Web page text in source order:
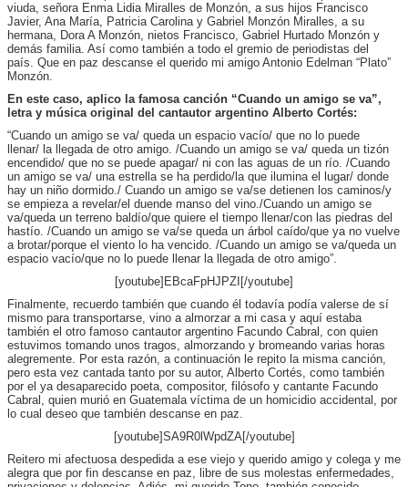
viuda, señora Enma Lidia Miralles de Monzón, a sus hijos Francisco
Javier, Ana María, Patricia Carolina y Gabriel Monzón Miralles, a su
hermana, Dora A Monzón, nietos Francisco, Gabriel Hurtado Monzón y
demás familia. Así como también a todo el gremio de periodistas del
país. Que en paz descanse el querido mi amigo Antonio Edelman “Plato”
Monzón.
En este caso, aplico la famosa canción “Cuando un amigo se va”,
letra y música original del cantautor argentino Alberto Cortés:
“Cuando un amigo se va/ queda un espacio vacío/ que no lo puede
llenar/ la llegada de otro amigo. /Cuando un amigo se va/ queda un tizón
encendido/ que no se puede apagar/ ni con las aguas de un río. /Cuando
un amigo se va/ una estrella se ha perdido/la que ilumina el lugar/ donde
hay un niño dormido./ Cuando un amigo se va/se detienen los caminos/y
se empieza a revelar/el duende manso del vino./Cuando un amigo se
va/queda un terreno baldío/que quiere el tiempo llenar/con las piedras del
hastío. /Cuando un amigo se va/se queda un árbol caído/que ya no vuelve
a brotar/porque el viento lo ha vencido. /Cuando un amigo se va/queda un
espacio vacío/que no lo puede llenar la llegada de otro amigo”.
[youtube]EBcaFpHJPZI[/youtube]
Finalmente, recuerdo también que cuando él todavía podía valerse de sí
mismo para transportarse, vino a almorzar a mi casa y aquí estaba
también el otro famoso cantautor argentino Facundo Cabral, con quien
estuvimos tomando unos tragos, almorzando y bromeando varias horas
alegremente. Por esta razón, a continuación le repito la misma canción,
pero esta vez cantada tanto por su autor, Alberto Cortés, como también
por el ya desaparecido poeta, compositor, filósofo y cantante Facundo
Cabral, quien murió en Guatemala víctima de un homicidio accidental, por
lo cual deseo que también descanse en paz.
[youtube]SA9R0lWpdZA[/youtube]
Reitero mi afectuosa despedida a ese viejo y querido amigo y colega y me
alegra que por fin descanse en paz, libre de sus molestas enfermedades,